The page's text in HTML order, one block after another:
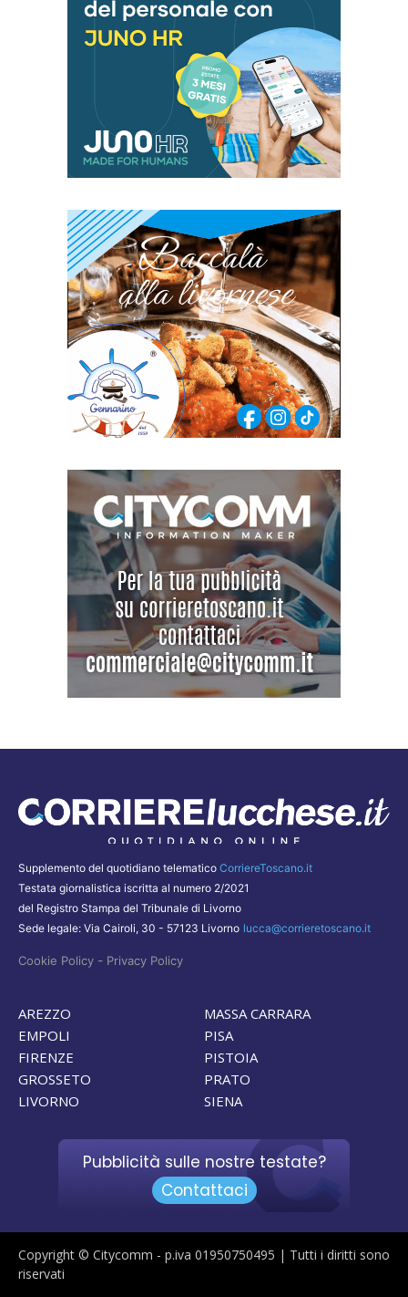
Supplemento del quotidiano telematico CorriereToscano.it
Testata giornalistica iscritta al numero 2/2021
del Registro Stampa del Tribunale di Livorno
Sede legale: Via Cairoli, 30 - 57123 Livorno lucca@corrieretoscano.it
Cookie Policy - Privacy Policy
AREZZO
EMPOLI
FIRENZE
GROSSETO
LIVORNO
MASSA CARRARA
PISA
PISTOIA
PRATO
SIENA
Pubblicità sulle nostre testate?
Contattaci
Copyright © Citycomm - p.iva 01950750495 | Tutti i diritti sono
riservati